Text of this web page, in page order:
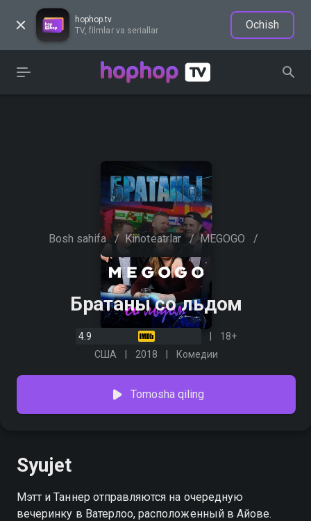
hophop.tv
TV, filmlar va seriallar
Ochish
Bosh sahifa / Kinoteatrlar / MEGOGO /
Братаны со льдом
4.9
18+
США
2018 Комедии
Tomosha qiling
Syujet
Мэтт и Таннер отправляются на очередную
вечеринку в Ватерлоо, расположенный в Айове.